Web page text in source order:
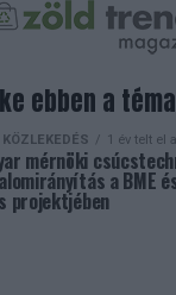
ebben a
1 év telt el
mérnöki
a BME
projektjében